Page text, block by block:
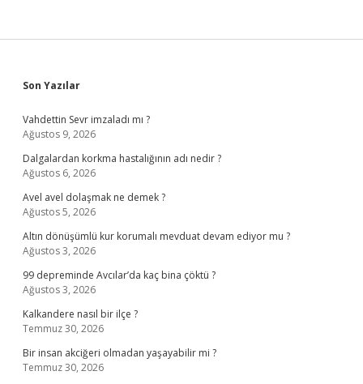
Sidebar
Son Yazılar
Vahdettin Sevr imzaladı mı ?
Ağustos 9, 2026
Dalgalardan korkma hastalığının adı nedir ?
Ağustos 6, 2026
Avel avel dolaşmak ne demek ?
Ağustos 5, 2026
Altın dönüşümlü kur korumalı mevduat devam ediyor mu ?
Ağustos 3, 2026
99 depreminde Avcılar’da kaç bina çöktü ?
Ağustos 3, 2026
Kalkandere nasıl bir ilçe ?
Temmuz 30, 2026
Bir insan akciğeri olmadan yaşayabilir mi ?
Temmuz 30, 2026